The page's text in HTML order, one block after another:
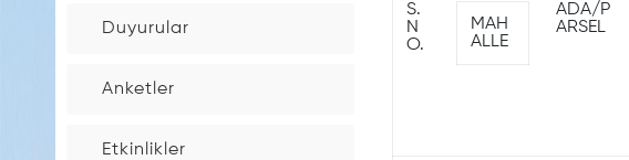
Duyurular
Anketler
Etkinlikler
S.
N
O.
MAH
ALLE
ADA/P
ARSEL